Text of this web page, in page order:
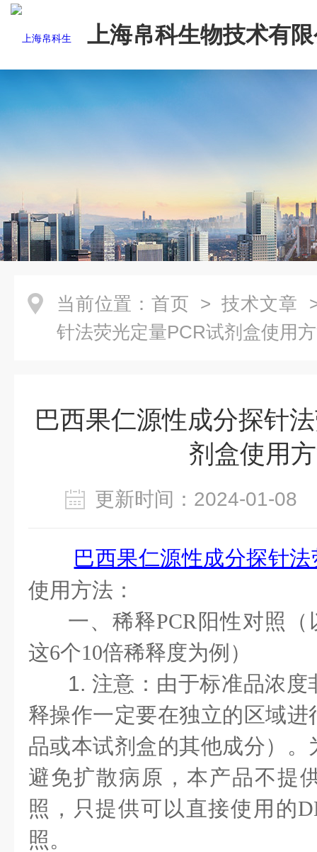
上海帛科生物技术有
当前位置： 首页 > 技术文章
针法荧光定量PCR试剂盒​使用
巴西果仁源性成分探针
剂盒​使用
更新时间：2024-01-
巴西果仁源性成分探针
使用方法：
一、稀释PCR阳性对照（
这6个10倍稀释度为例）
1. 注意：由于标准品浓
释操作一定要在独立的区域
品或本试剂盒的其他成分）
避免扩散病原，本产品不提
照，只提供可以直接使用的
照。